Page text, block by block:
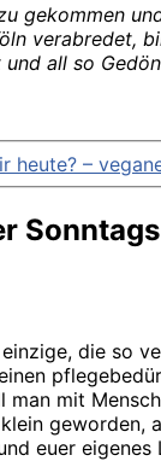
gekommen
verabredet,
all so
heute? –
die so
mit
euer eigenes